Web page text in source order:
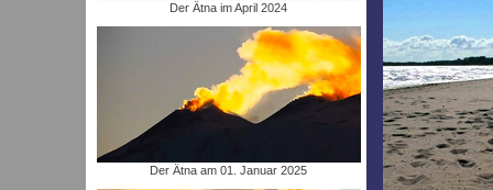
Der Ätna im April 2024
Der Ätna am 01. Januar 2025